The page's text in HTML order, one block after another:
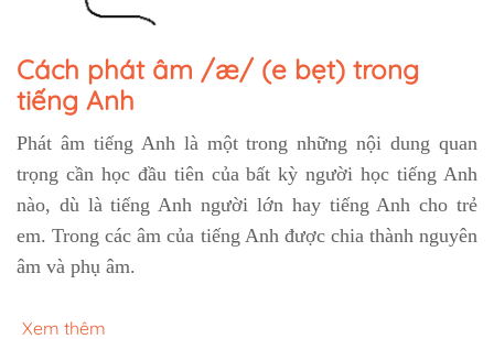
Cách phát âm /æ/ (e bẹt) trong
tiếng Anh
Phát âm tiếng Anh là một trong những nội dung quan
trọng cần học đầu tiên của bất kỳ người học tiếng Anh
nào, dù là tiếng Anh người lớn hay tiếng Anh cho trẻ
em. Trong các âm của tiếng Anh được chia thành nguyên
âm và phụ âm.
Xem thêm